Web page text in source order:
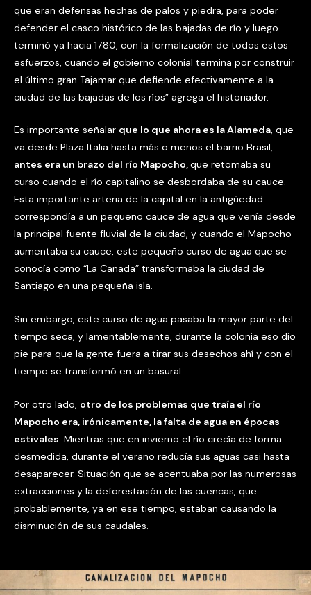
que eran defensas hechas de palos y piedra, para poder
defender el casco histórico de las bajadas de río y luego
terminó ya hacia 1780, con la formalización de todos estos
esfuerzos, cuando el gobierno colonial termina por construir
el último gran Tajamar que defiende efectivamente a la
ciudad de las bajadas de los ríos” agrega el historiador.
Es importante señalar que lo que ahora es la Alameda, que
va desde Plaza Italia hasta más o menos el barrio Brasil,
antes era un brazo del río Mapocho,que retomaba su
curso cuando el río capitalino se desbordaba de su cauce.
Esta importante arteria de la capital en la antigüedad
correspondía a un pequeño cauce de agua que venía desde
la principal fuente fluvial de la ciudad, y cuando el Mapocho
aumentaba su cauce, este pequeño curso de agua que se
conocía como “La Cañada” transformaba la ciudad de
Santiago en una pequeña isla.
Sin embargo, este curso de agua pasaba la mayor parte del
tiempo seca, y lamentablemente, durante la colonia eso dio
pie para que la gente fuera a tirar sus desechos ahí y con el
tiempo se transformó en un basural.
Por otro lado, otro de los problemas que traía el río
Mapocho era, irónicamente, la falta de agua en épocas
estivales. Mientras que en invierno el río crecía de forma
desmedida, durante el verano reducía sus aguas casi hasta
desaparecer. Situación que se acentuaba por las numerosas
extracciones y la deforestación de las cuencas, que
probablemente, ya en ese tiempo, estaban causando la
disminución de sus caudales.